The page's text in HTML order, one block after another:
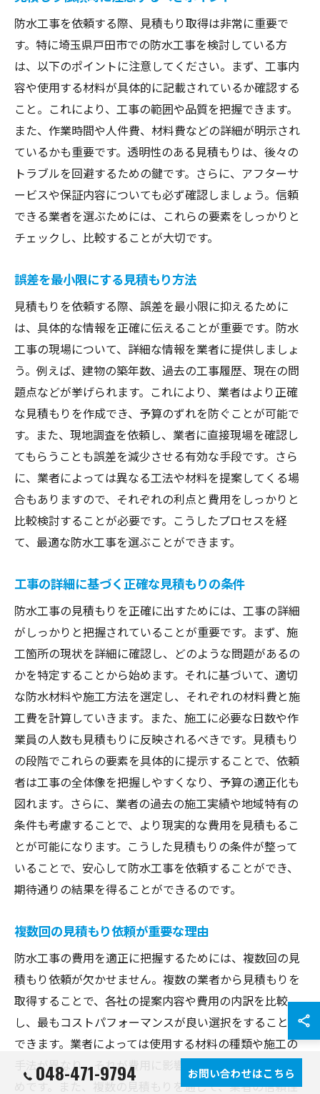
防水工事を依頼する際、見積もり取得は非常に重要で
す。特に埼玉県戸田市での防水工事を検討している方
は、以下のポイントに注意してください。まず、工事内
容や使用する材料が具体的に記載されているか確認する
こと。これにより、工事の範囲や品質を把握できます。
また、作業時間や人件費、材料費などの詳細が明示され
ているかも重要です。透明性のある見積もりは、後々の
トラブルを回避するための鍵です。さらに、アフターサ
ービスや保証内容についても必ず確認しましょう。信頼
できる業者を選ぶためには、これらの要素をしっかりと
チェックし、比較することが大切です。
誤差を最小限にする見積もり方法
見積もりを依頼する際、誤差を最小限に抑えるために
は、具体的な情報を正確に伝えることが重要です。防水
工事の現場について、詳細な情報を業者に提供しましょ
う。例えば、建物の築年数、過去の工事履歴、現在の問
題点などが挙げられます。これにより、業者はより正確
な見積もりを作成でき、予算のずれを防ぐことが可能で
す。また、現地調査を依頼し、業者に直接現場を確認し
てもらうことも誤差を減少させる有効な手段です。さら
に、業者によっては異なる工法や材料を提案してくる場
合もありますので、それぞれの利点と費用をしっかりと
比較検討することが必要です。こうしたプロセスを経
て、最適な防水工事を選ぶことができます。
工事の詳細に基づく正確な見積もりの条件
防水工事の見積もりを正確に出すためには、工事の詳細
がしっかりと把握されていることが重要です。まず、施
工箇所の現状を詳細に確認し、どのような問題があるの
かを特定することから始めます。それに基づいて、適切
な防水材料や施工方法を選定し、それぞれの材料費と施
工費を計算していきます。また、施工に必要な日数や作
業員の人数も見積もりに反映されるべきです。見積もり
の段階でこれらの要素を具体的に提示することで、依頼
者は工事の全体像を把握しやすくなり、予算の適正化も
図れます。さらに、業者の過去の施工実績や地域特有の
条件も考慮することで、より現実的な費用を見積もるこ
とが可能になります。こうした見積もりの条件が整って
いることで、安心して防水工事を依頼することができ、
期待通りの結果を得ることができるのです。
複数回の見積もり依頼が重要な理由
防水工事の費用を適正に把握するためには、複数回の見
積もり依頼が欠かせません。複数の業者から見積もりを
取得することで、各社の提案内容や費用の内訳を比較
し、最もコストパフォーマンスが良い選択をすることが
できます。業者によっては使用する材料の種類や施工の
手法が異なり、それが費用に影響を与えることがあるた
めです。また、複数の見積もりを通じて、業者の信頼性
048-471-9794 お問い合わせはこちら